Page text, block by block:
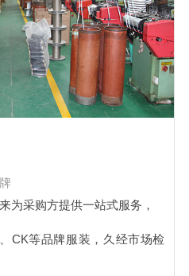
为采购方提供一站式服务，
CK等品牌服装，久经市场检